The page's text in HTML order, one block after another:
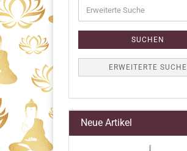
Suche
SUCHEN
ERWEITERTE SUCHE
Neue Artikel